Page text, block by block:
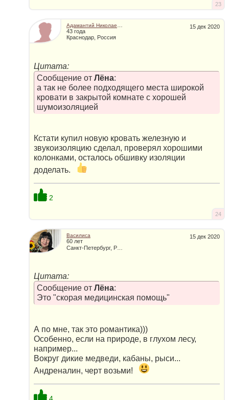
23
15 дек 2020
43 года
Краснодар, Россия
Цитата:
Сообщение от Лёна:
а так не более подходящего места широкой
кровати в закрытой комнате с хорошей
шумоизоляцией
Кстати купил новую кровать железную и
звукоизоляцию сделал, проверял хорошими
колонками, осталось обшивку изоляции
доделать.
2
24
15 дек 2020
Василиса
60 лет
Цитата:
Сообщение от Лёна:
Это "скорая медицинская помощь"
А по мне, так это романтика)))
Особенно, если на природе, в глухом лесу,
например...
Вокруг дикие медведи, кабаны, рыси...
Андреналин, черт возьми!
4